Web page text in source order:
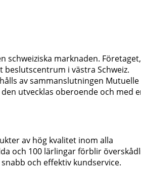
schweiziska marknaden. Företaget,
i västra Schweiz.
av sammanslutningen Mutuelle
utvecklas oberoende och med
av hög kvalitet inom alla
och 100 lärlingar förblir
och effektiv kundservice.